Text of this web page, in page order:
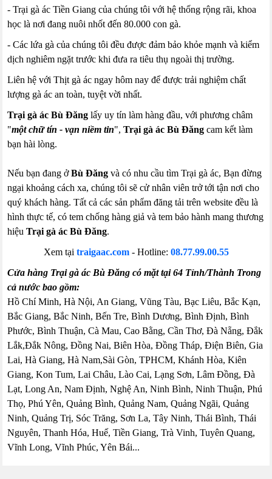
- Trại gà ác Tiền Giang của chúng tôi với hệ thống rộng rãi, khoa
học là nơi đang nuôi nhốt đến 80.000 con gà.
- Các lứa gà của chúng tôi đều được đảm bảo khỏe mạnh và kiểm
dịch nghiêm ngặt trước khi đưa ra tiêu thụ ngoài thị trường.
Liên hệ với Thịt gà ác ngay hôm nay để được trải nghiệm chất
lượng gà ác an toàn, tuyệt vời nhất.
Trại gà ác Bù Đăng lấy uy tín làm hàng đầu, với phương châm
"một chữ tín - vạn niềm tin",Trại gà ác Bù Đăng cam kết làm
bạn hài lòng.
Nếu bạn đang ởBù Đăng và có nhu cầu tìm Trại gà ác, Bạn đừng
ngại khoảng cách xa, chúng tôi sẽ cử nhân viên trở tới tận nơi cho
quý khách hàng. Tất cả các sản phẩm đăng tải trên website đều là
hình thực tế, có tem chống hàng giả và tem bảo hành mang thương
hiệuTrại gà ác Bù Đăng.
Xem tại traigaac.com- Hotline: 08.77.99.00.55
Cửa hàng Trại gà ác Bù Đăng có mặt tại 64 Tỉnh/Thành Trong
cả nước bao gồm:
Hồ Chí Minh, Hà Nội, An Giang, Vũng Tàu, Bạc Liêu, Bắc Kạn,
Bắc Giang, Bắc Ninh, Bến Tre, Bình Dương, Bình Định, Bình
Phước, Bình Thuận, Cà Mau, Cao Bằng, Cần Thơ, Đà Nẵng, Đắk
Lắk,Đắk Nông, Đồng Nai, Biên Hòa, Đồng Tháp, Điện Biên, Gia
Lai, Hà Giang, Hà Nam,Sài Gòn, TPHCM, Khánh Hòa, Kiên
Giang, Kon Tum, Lai Châu, Lào Cai, Lạng Sơn, Lâm Đồng, Đà
Lạt, Long An, Nam Định, Nghệ An, Ninh Bình, Ninh Thuận, Phú
Thọ, Phú Yên, Quảng Bình, Quảng Nam, Quảng Ngãi, Quảng
Ninh, Quảng Trị, Sóc Trăng, Sơn La, Tây Ninh, Thái Bình, Thái
Nguyên, Thanh Hóa, Huế, Tiền Giang, Trà Vinh, Tuyên Quang,
Vĩnh Long, Vĩnh Phúc, Yên Bái...